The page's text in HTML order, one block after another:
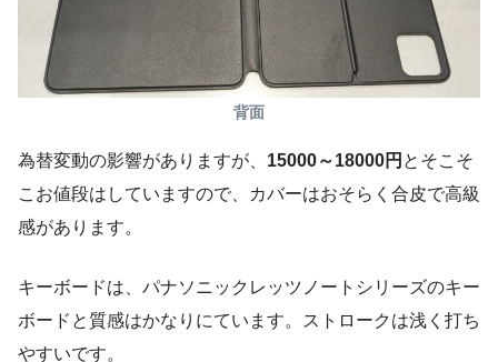
背面
為替変動の影響がありますが、 15000～18000円 とそこそ
こお値段はしていますので、カバーはおそらく合皮で高級
感があります。
キーボードは、パナソニックレッツノートシリーズのキー
ボードと質感はかなりにています。ストロークは浅く打ち
やすいです。